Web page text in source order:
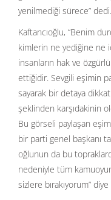
yenilmediği sürece” dedi.
Kaftancıoğlu, “Benim
kimlerin ne yediğine ne
insanların hak ve
ettiğidir. Sevgili eşimin
sayarak bir detaya
şeklinden karşıdakinin
Bu görseli paylaşan
bir parti genel başkanı
oğlunun da bu
nedeniyle tüm
sizlere bırakıyorum”